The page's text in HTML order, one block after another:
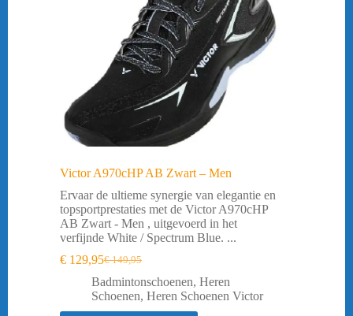
Victor A970cHP AB Zwart – Men
Ervaar de ultieme synergie van elegantie en
topsportprestaties met de Victor A970cHP
AB Zwart - Men , uitgevoerd in het
verfijnde White / Spectrum Blue. ...
€149,95
Oorspronkelijke
prijs
was:
€ 149,95.
€ 129,95Huidige
prijs
is:
€ 129,95.
Badmintonschoenen, Heren
Schoenen, Heren Schoenen Victor